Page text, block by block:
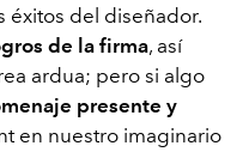
del diseñador.
de la firma, así
ardua; pero si algo
presente y
en nuestro imaginario